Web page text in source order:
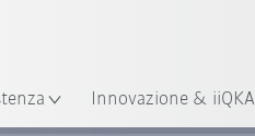
Innovazione & iiQKA